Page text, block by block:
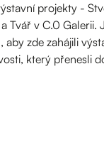
projekty -
Tvář v C.0 Galerii.
aby zde zahájili
který přenesli